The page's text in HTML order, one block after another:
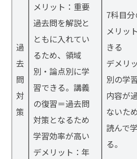
過
去
問
対
策
メリット：重要
過去問を解説と
ともに入れてい
るため、領域
別・論点別に学
習できる。講義
の復習＝過去問
対策となるため
学習効率が高い
デメリット：年
7科目
メリッ
きる
デメリ
別の学
内容が
ないた
読んで
る。